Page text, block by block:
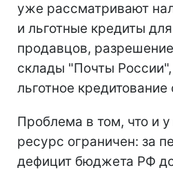
уже рассматривают
и льготные кредиты
продавцов,
склады "Почты
льготное
Проблема в том, что и у
ресурс ограничен: за
дефицит бюджета РФ